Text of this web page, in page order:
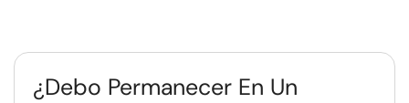
¿Debo Permanecer En Un